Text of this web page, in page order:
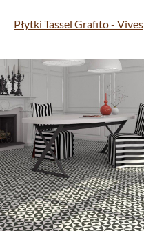
Płytki Tassel Grafito - Vives